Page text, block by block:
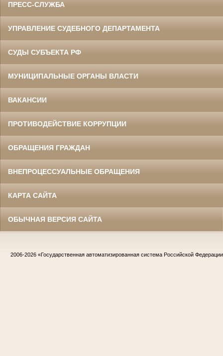
ПРЕСС-СЛУЖБА
УПРАВЛЕНИЕ СУДЕБНОГО ДЕПАРТАМЕНТА
СУДЫ СУБЪЕКТА РФ
МУНИЦИПАЛЬНЫЕ ОРГАНЫ ВЛАСТИ
ВАКАНСИИ
ПРОТИВОДЕЙСТВИЕ КОРРУПЦИИ
ОБРАЩЕНИЯ ГРАЖДАН
ВНЕПРОЦЕССУАЛЬНЫЕ ОБРАЩЕНИЯ
КАРТА САЙТА
ОБЫЧНАЯ ВЕРСИЯ САЙТА
2006-2026 «Государственная автоматизированная система Российской